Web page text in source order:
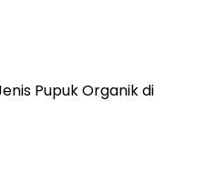
Pupuk Organik di